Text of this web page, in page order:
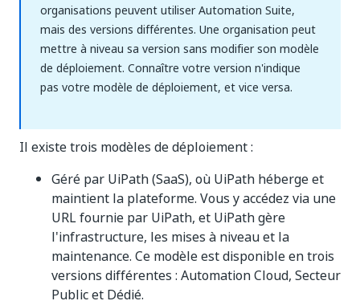
organisations peuvent utiliser Automation Suite,
mais des versions différentes. Une organisation peut
mettre à niveau sa version sans modifier son modèle
de déploiement. Connaître votre version n'indique
pas votre modèle de déploiement, et vice versa.
Il existe trois modèles de déploiement :
Géré par UiPath (SaaS), où UiPath héberge et
maintient la plateforme. Vous y accédez via une
URL fournie par UiPath, et UiPath gère
l'infrastructure, les mises à niveau et la
maintenance. Ce modèle est disponible en trois
versions différentes : Automation Cloud, Secteur
Public et Dédié.